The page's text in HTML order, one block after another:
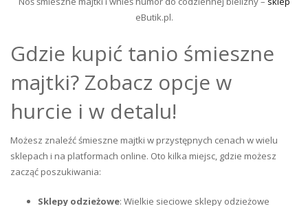
eButik.pl.
Gdzie kupić tanio śmieszne
majtki? Zobacz opcje w
hurcie i w detalu!
Możesz znaleźć śmieszne majtki w przystępnych cenach w wielu
sklepach i na platformach online. Oto kilka miejsc, gdzie możesz
zacząć poszukiwania:
Sklepy odzieżowe: Wielkie sieciowe sklepy odzieżowe